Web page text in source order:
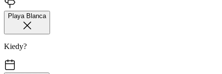
Playa Blanca
Kiedy?